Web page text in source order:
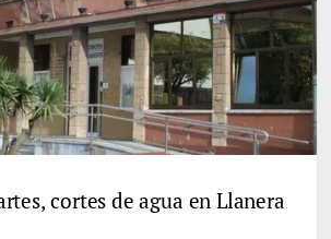
cortes de agua en Llanera